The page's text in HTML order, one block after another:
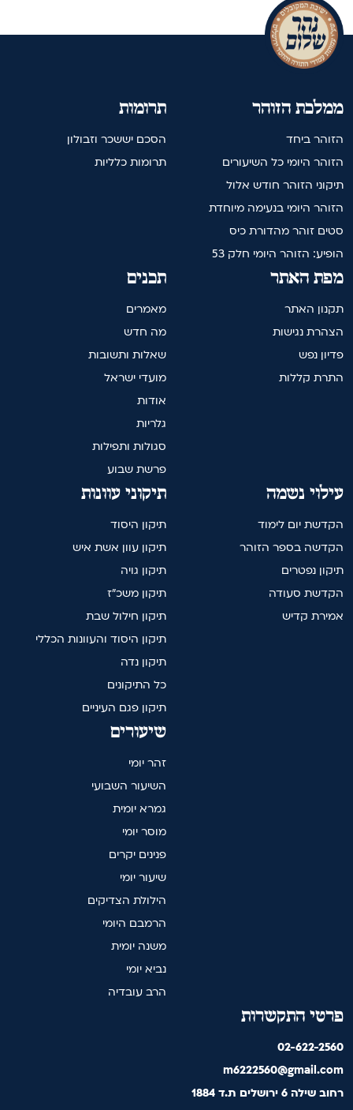
תרומות
הסכם יששכר וזבולון
תרומות כלליות
ממלכת הזוהר
הזוהר ביחד
הזוהר היומי כל השיעורים
תיקוני הזוהר חודש אלול
הזוהר היומי בנעימה מיוחדת
סטים זוהר מהדורת כיס
הופיע: הזוהר היומי חלק 53
תכנים
מאמרים
מה חדש
שאלות ותשובות
מועדי ישראל
אודות
גלריות
סגולות ותפילות
פרשת שבוע
מפת האתר
תקנון האתר
הצהרת נגישות
פדיון נפש
התרת קללות
תיקוני עוונות
תיקון היסוד
תיקון עוון אשת איש
תיקון גויה
תיקון משכ"ז
תיקון חילול שבת
תיקון היסוד והעוונות הכללי
תיקון נדה
כל התיקונים
תיקון פגם העיניים
עילוי נשמה
הקדשת יום לימוד
הקדשה בספר הזוהר
תיקון נפטרים
הקדשת סעודה
אמירת קדיש
שיעורים
זהר יומי
השיעור השבועי
גמרא יומית
מוסר יומי
פנינים יקרים
שיעור יומי
הילולת הצדיקים
הרמבם היומי
משנה יומית
נביא יומי
הרב עובדיה
פרטי התקשרות
02-622-2560
m6222560@gmail.com
רחוב שילה 6 ירושלים ת.ד 1884